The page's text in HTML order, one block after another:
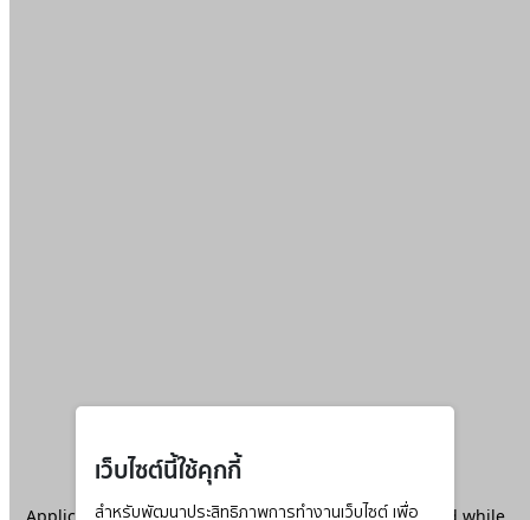
เว็บไซต์นี้ใช้คุกกี้
สำหรับพัฒนาประสิทธิภาพการทำงานเว็บไซต์ เพื่อ